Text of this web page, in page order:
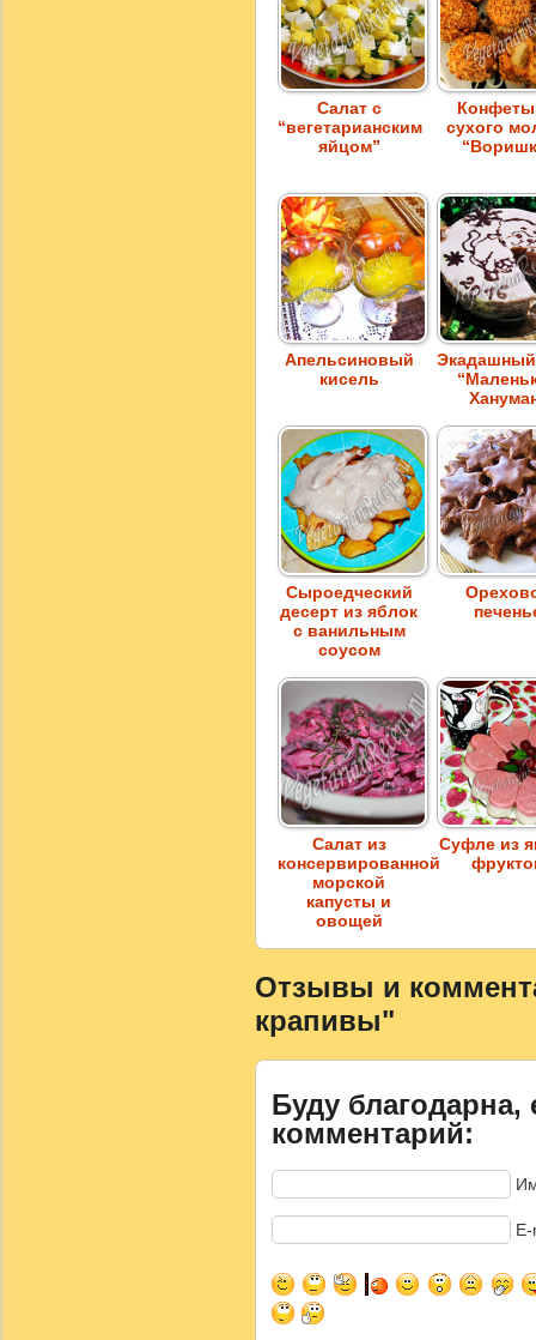
Салат с
“вегетарианским
яйцом”
сухого
Апельсиновый
кисель
Сыроедческий
десерт из яблок
с ванильным
соусом
Салат из
консервированной
морской
капусты и
овощей
Суфле из
Отзывы и
крапивы"
Буду благодарна,
комментарий: